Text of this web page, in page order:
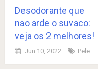
Desodorante que
nao arde o suvaco:
veja os 2 melhores!
Jun 10, 2022 Pele